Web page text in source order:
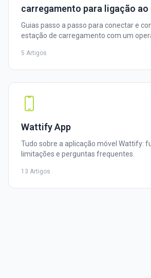
carregamento para ligação ao
Guias passo a passo para conectar e
estação de carregamento com um
5 Artigos
Wattify App
Tudo sobre a aplicação móvel Wattify:
limitações e perguntas frequentes.
13 Artigos